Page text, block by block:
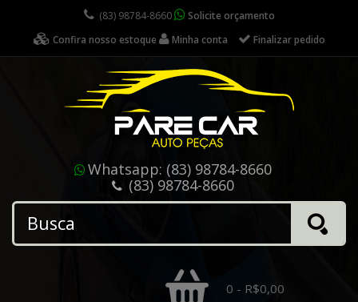
(83) 98784-8660
Solicite orçamento
Confira nosso estoque
Minha conta Finalizar pedido
Whatsapp: (83) 98784-8660
(83) 98784-8660
0 - R$0,00